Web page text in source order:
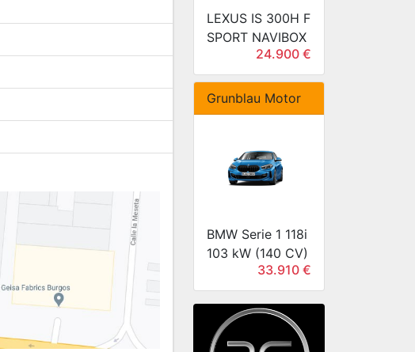
LEXUS IS 300H F
SPORT NAVIBOX
24.900 €
Grunblau Motor
BMW Serie 1 118i
103 kW (140 CV)
33.910 €